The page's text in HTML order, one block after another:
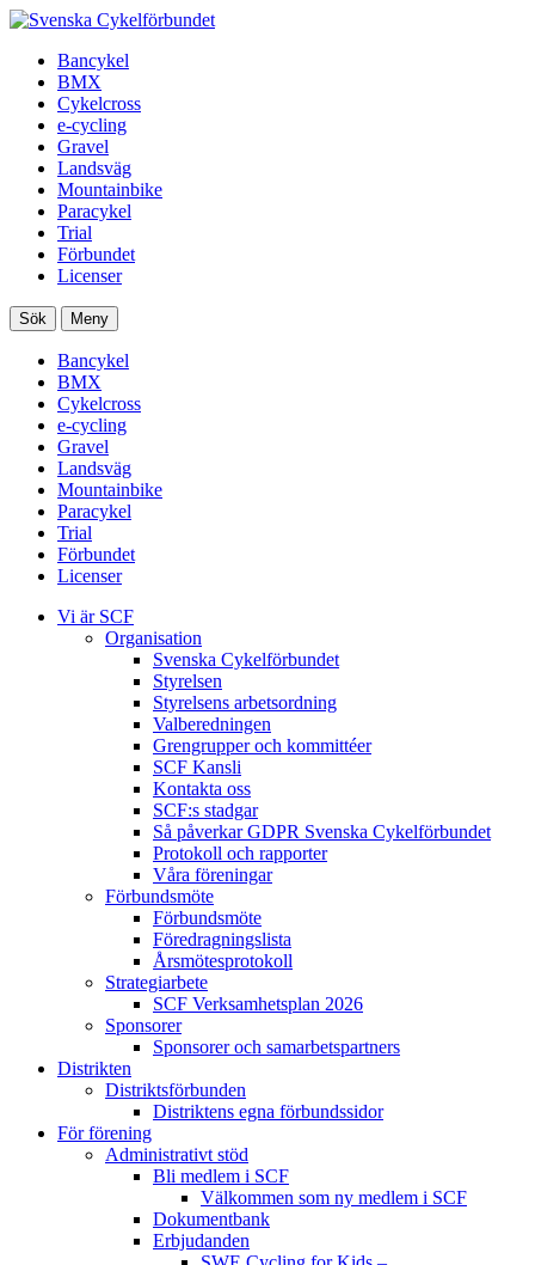
Bancykel
BMX
Cykelcross
e-cycling
Gravel
Landsväg
Mountainbike
Paracykel
Trial
Förbundet
Licenser
Sök Meny
Bancykel
BMX
Cykelcross
e-cycling
Gravel
Landsväg
Mountainbike
Paracykel
Trial
Förbundet
Licenser
Vi är SCF
Organisation
Svenska Cykelförbundet
Styrelsen
Styrelsens arbetsordning
Valberedningen
Grengrupper och kommittéer
SCF Kansli
Kontakta oss
SCF:s stadgar
Så påverkar GDPR Svenska Cykelförbundet
Protokoll och rapporter
Våra föreningar
Förbundsmöte
Förbundsmöte
Föredragningslista
Årsmötesprotokoll
Strategiarbete
SCF Verksamhetsplan 2026
Sponsorer
Sponsorer och samarbetspartners
Distrikten
Distriktsförbunden
Distriktens egna förbundssidor
För förening
Administrativt stöd
Bli medlem i SCF
Välkommen som ny medlem i SCF
Dokumentbank
Erbjudanden